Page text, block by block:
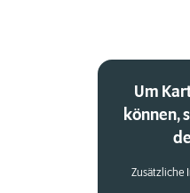
Um
können,
Zusätzliche